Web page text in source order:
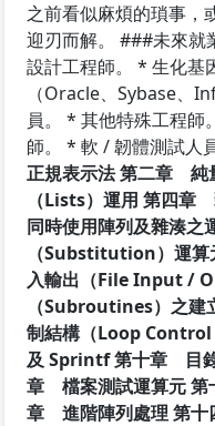
之前看似麻煩的瑣事，
迎刃而解。 ###未來
設計工程師。 * 生化基
（Oracle、Sybase、
員。 * 其他特殊工程
師。 * 軟 / 韌體測試人
正規表示法第二章 純
（Lists）運用 第四章
同時使用陣列及雜湊之
（Substitution）運算
入輸出（File Input /
（Subroutines）之建
制結構（Loop Control
及 Sprintf第十章 目
章 檔案測試運算元第
章 進階陣列處理 第